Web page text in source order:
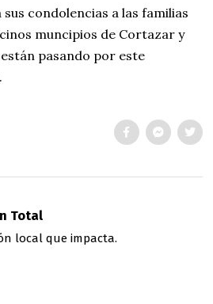
condolencias a las familias
muncipios de Cortazar y
pasando por este
Total
local que impacta.